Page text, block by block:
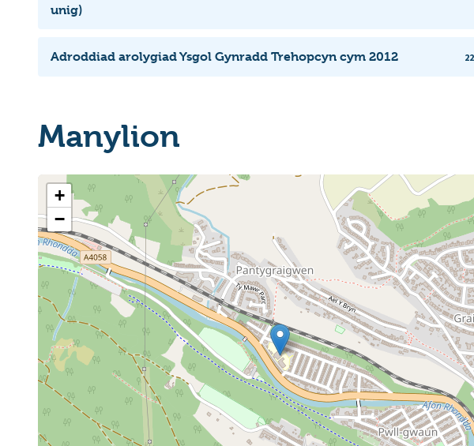
unig)
Adroddiad arolygiad Ysgol Gynradd Trehopcyn cym 2012
Manylion
+
−